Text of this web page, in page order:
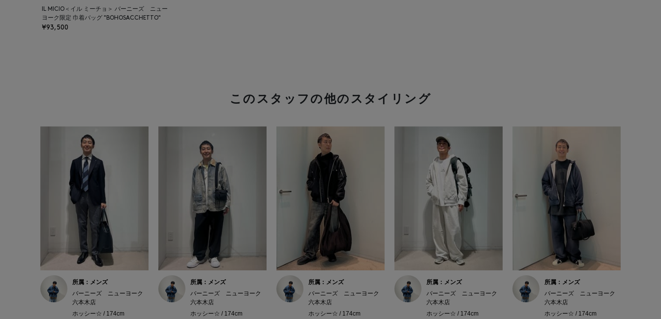
IL MICIO＜イル ミーチョ＞ バーニーズ ニュー
ヨーク限定 巾着バッグ "BOHOSACCHETTO"
¥93,500
このスタッフの他のスタイリング
所属：メンズ
バーニーズ ニューヨーク
六本木店
ホッシー☆ / 174cm
所属：メンズ
バーニーズ ニューヨーク
六本木店
ホッシー☆ / 174cm
所属：メンズ
バーニーズ ニューヨーク
六本木店
ホッシー☆ / 174cm
所属：メンズ
バーニーズ ニューヨーク
六本木店
ホッシー☆ / 174cm
所属：メンズ
バーニーズ ニューヨーク
六本木店
ホッシー☆ / 174cm